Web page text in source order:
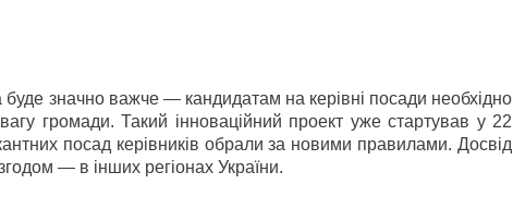
значно важче — кандидатам на керівні посади необхідно
громади. Такий інноваційний проект уже стартував у 22
посад керівників обрали за новими правилами. Досвід
— в інших регіонах України.